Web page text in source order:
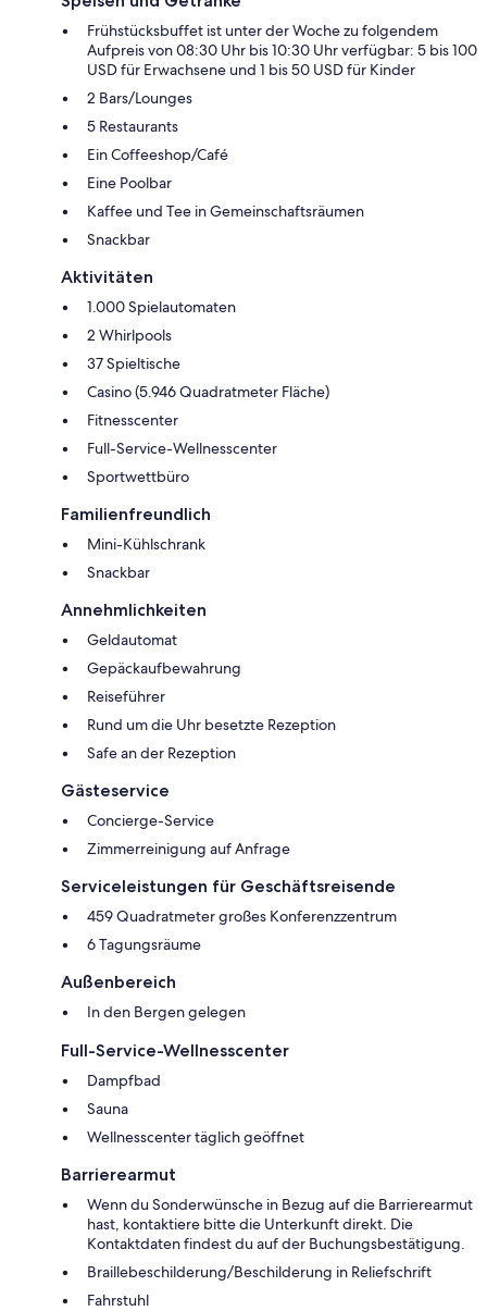
Frühstücksbuffet ist unter der Woche zu folgendem
Aufpreis von 08:30 Uhr bis 10:30 Uhr verfügbar: 5 bis 100
USD für Erwachsene und 1 bis 50 USD für Kinder
2 Bars/Lounges
5 Restaurants
Ein Coffeeshop/Café
Eine Poolbar
Kaffee und Tee in Gemeinschaftsräumen
Snackbar
Aktivitäten
1.000 Spielautomaten
2 Whirlpools
37 Spieltische
Casino (5.946 Quadratmeter Fläche)
Fitnesscenter
Full-Service-Wellnesscenter
Sportwettbüro
Familienfreundlich
Mini-Kühlschrank
Snackbar
Annehmlichkeiten
Geldautomat
Gepäckaufbewahrung
Reiseführer
Rund um die Uhr besetzte Rezeption
Safe an der Rezeption
Gästeservice
Concierge-Service
Zimmerreinigung auf Anfrage
Serviceleistungen für Geschäftsreisende
459 Quadratmeter großes Konferenzzentrum
6 Tagungsräume
Außenbereich
In den Bergen gelegen
Full-Service-Wellnesscenter
Dampfbad
Sauna
Wellnesscenter täglich geöffnet
Barrierearmut
Wenn du Sonderwünsche in Bezug auf die Barrierearmut
hast, kontaktiere bitte die Unterkunft direkt. Die
Kontaktdaten findest du auf der Buchungsbestätigung.
Braillebeschilderung/Beschilderung in Reliefschrift
Fahrstuhl